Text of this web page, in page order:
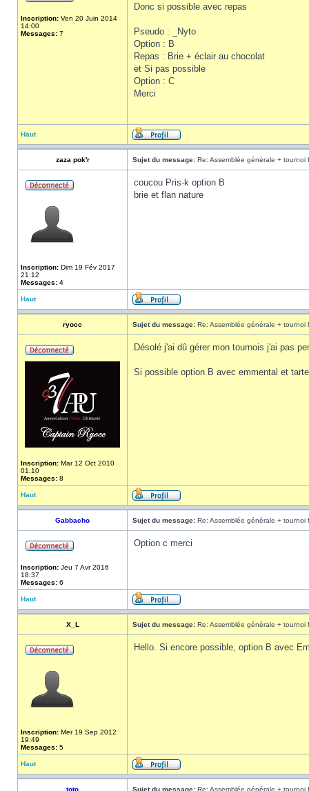
Inscription: Ven 20 Juin 2014
14:00
Messages: 7
Donc si possible avec repas
Pseudo : _Nyto
Option : B
Repas : Brie + éclair au chocolat
et Si pas possible
Option : C
Merci
Haut
zaza pok'r Sujet du message: Re: Assemblée générale +
Inscription: Dim 19 Fév 2017
21:12
Messages: 4
coucou Pris-k option B
brie et flan nature
Haut
ryocc Sujet du message: Re: Assemblée générale +
Inscription: Mar 12 Oct 2010
01:10
Messages: 8
Désolé j'ai dû gérer mon tournois j'ai pas
Si possible option B avec emmental et
Haut
Gabbacho Sujet du message: Re: Assemblée générale +
Inscription: Jeu 7 Avr 2016
18:37
Messages: 6
Option c merci
Haut
X_L Sujet du message: Re: Assemblée générale +
Inscription: Mer 19 Sep 2012
19:49
Messages: 5
Hello. Si encore possible, option B avec
Haut
toto Sujet du message: Re: Assemblée générale +